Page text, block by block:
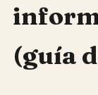
(guía